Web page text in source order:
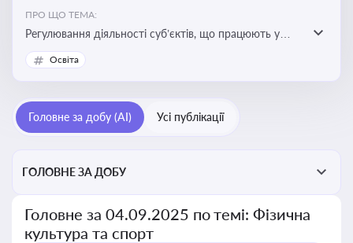
ПРО ЩО ТЕМА:
Регулювання діяльності суб’єктів, що працюють у
сфері фізичної культури та спорту, включаючи
оздоровлення населення, професійний і аматорський
потенціалу, соціального захисту та ефективної
реалізації державної політики у цій галузі
Освіта
Головне за добу (AI) Усі публікації
ГОЛОВНЕ ЗА ДОБУ
Головне за 04.09.2025 по темі: Фізична
культура та спорт